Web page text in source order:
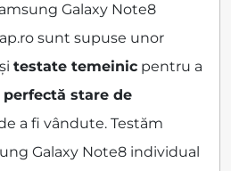
Galaxy Note8
sunt supuse unor
și testate temeinic pentru a
perfectă stare de
a fi vândute. Testăm
Galaxy Note8 individual